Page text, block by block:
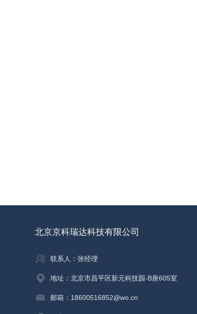
北京京科瑞达科技有限公司
联系人：张经理
地址：北京市昌平区新元科技园-B座605室
邮箱：18600516852@wo.cn